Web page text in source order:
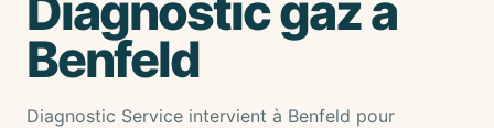
Diagnostic gaz à
Benfeld
Diagnostic Service intervient à Benfeld pour